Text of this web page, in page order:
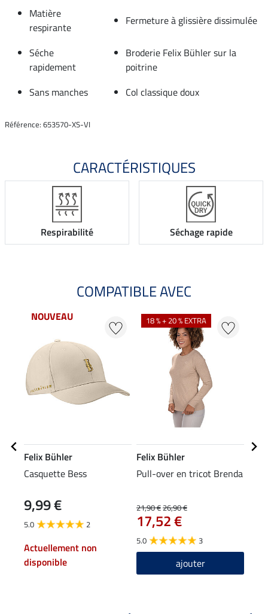
Matière
respirante
Fermeture à glissière dissimulée
Séche
rapidement
Broderie Felix Bühler sur la
poitrine
Sans manches
Col classique doux
Référence: 653570-XS-VI
CARACTÉRISTIQUES
Respirabilité Séchage rapide
COMPATIBLE AVEC
NOUVEAU
Felix Bühler
Casquette Bess
9,99 €
5.0 2
Actuellement non
disponible
18 % + 20 % EXTRA
Felix Bühler
Pull-over en tricot Brenda
21,90 €26,90 €
17,52 €
5.0 3
ajouter